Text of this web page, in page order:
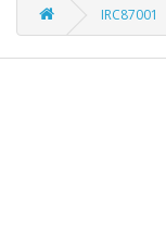
IRC87001